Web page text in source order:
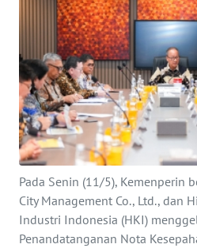
Pada Senin (11/5), Kemenperin
City Management Co., Ltd., dan
Industri Indonesia (HKI)
Penandatanganan Nota
KESEHATAN
INTERNASIONAL
SERBA-SERBI
PENDIDIKAN
OLAHRAGA